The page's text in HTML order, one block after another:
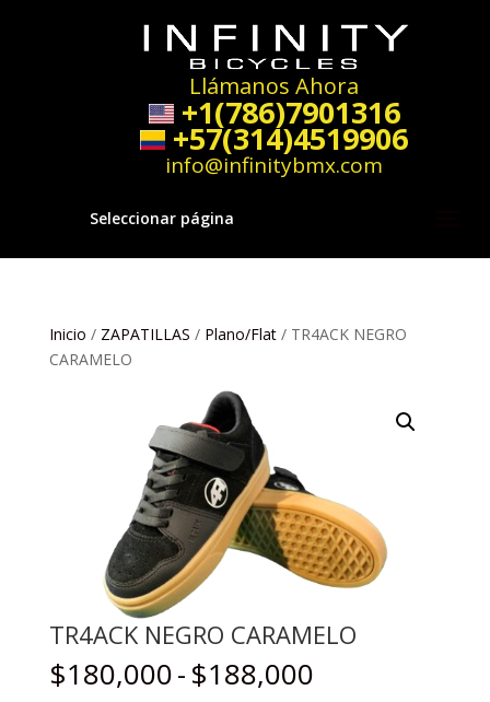
Llámanos Ahora
+1(786)7901316
+57(314)4519906
info@infinitybmx.com
Seleccionar página
Inicio / ZAPATILLAS / Plano/Flat/ TR4ACK NEGRO
CARAMELO
TR4ACK NEGRO CARAMELO
$180,000-$188,000Rango